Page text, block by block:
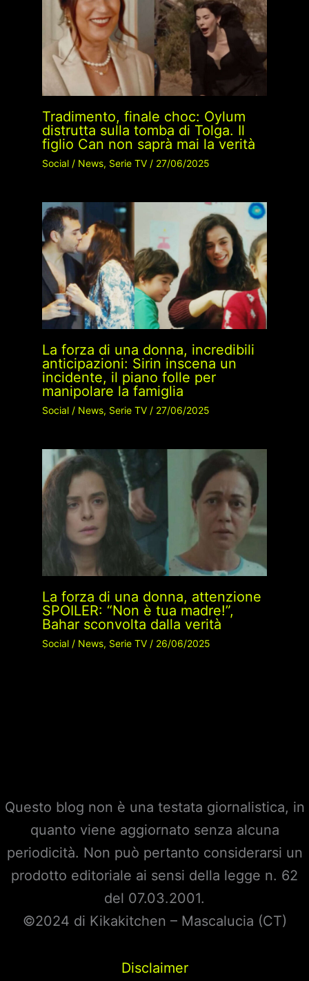
Tradimento, finale choc: Oylum
distrutta sulla tomba di Tolga. Il
figlio Can non saprà mai la verità
Social/ News, Serie TV/ 27/06/2025
La forza di una donna, incredibili
anticipazioni: Sirin inscena un
incidente, il piano folle per
manipolare la famiglia
Social/ News, Serie TV/ 27/06/2025
La forza di una donna, attenzione
SPOILER: “Non è tua madre!”,
Bahar sconvolta dalla verità
Social/ News, Serie TV/ 26/06/2025
Questo blog non è una testata giornalistica, in
quanto viene aggiornato senza alcuna
periodicità. Non può pertanto considerarsi un
prodotto editoriale ai sensi della legge n. 62
del 07.03.2001.
©2024 di Kikakitchen – Mascalucia (CT)
Disclaimer